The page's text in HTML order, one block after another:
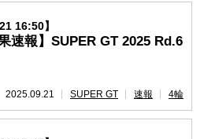
16:50】
速報】SUPER GT 2025 Rd.6
2025.09.21 SUPER GT 速報 4輪